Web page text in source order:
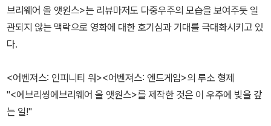
브리웨어 올 앳원스>는 리뷰마저도 다중우주의 모습을 보여주듯 일
관되지 않는 맥락으로 영화에 대한 호기심과 기대를 극대화시키고 있
다.
<어벤져스: 인피니티 워><어벤져스: 엔드게임>의 루소 형제
"<에브리씽에브리웨어 올 앳원스>를 제작한 것은 이 우주에 빚을 갚
는 일!"